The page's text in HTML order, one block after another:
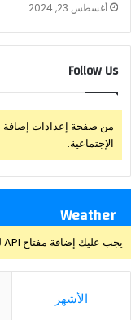
أغسطس 23, 2024
Follow Us
من صفحة إعدادات إضافة
الإجتماعية.
Weather
يجب عليك إضافة مفتاح API للطقس من خلال صفحة إعدادات القالب > الدمج
الأشهر